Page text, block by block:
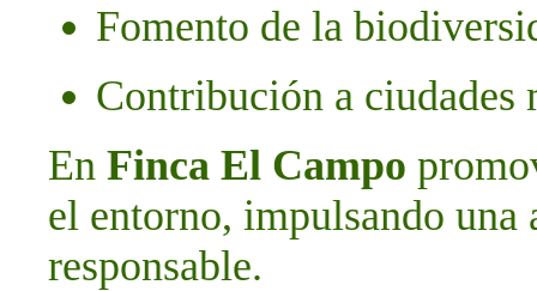
Fomento de la
Contribución a ciudades
En Finca El Campo
el entorno, impulsando
responsable.